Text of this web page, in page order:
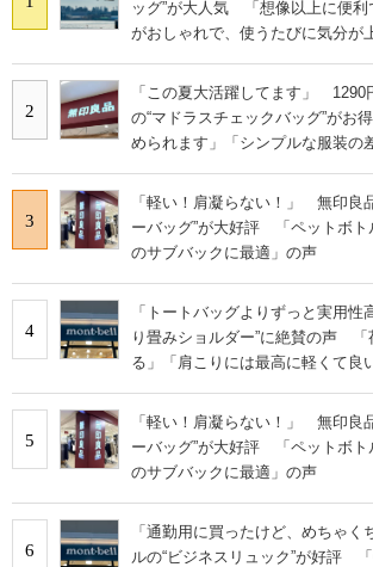
ッグ”が大人気 「想像以上に便利
がおしゃれで、使うたびに気分が
2
「この夏大活躍してます」
の“マドラスチェックバッグ”が
められます」「シンプルな服装の
3
「軽い！肩凝らない！」 無印良
ーバッグ”が大好評 「ペットボト
のサブバックに最適」の声
4
「トートバッグよりずっと実用性
り畳みショルダー”に絶賛の声 「
る」「肩こりには最高に軽くて良
5
「軽い！肩凝らない！」 無印良
ーバッグ”が大好評 「ペットボト
のサブバックに最適」の声
6
「通勤用に買ったけど、めちゃ
ルの“ビジネスリュック”が好評 「